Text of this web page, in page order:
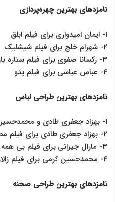
نامزدهای بهترین چهره‌پردازی
۱- ایمان امیدواری برای فیلم ابلق
۲- شهرام خلج برای فیلم شیشلیک
۳- رکسانا صفوی برای فیلم ستاره بازی
۴- عباس عباسی برای فیلم یدو
نامزدهای بهترین طراحی لباس
۱- بهزاد جعفری طادی و محمدحسین کرمی برای فیلم شیشلیک
۲- بهزاد جعفری طادی برای فیلم مصلحت
۳- مارال جیرانی برای فیلم بی همه چیز
۴- محمدحسین کرمی برای فیلم زالاوا
نامزدهای بهترین طراحی صحنه